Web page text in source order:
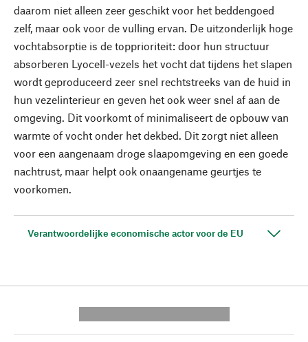
daarom niet alleen zeer geschikt voor het beddengoed
zelf, maar ook voor de vulling ervan. De uitzonderlijk hoge
vochtabsorptie is de topprioriteit: door hun structuur
absorberen Lyocell-vezels het vocht dat tijdens het slapen
wordt geproduceerd zeer snel rechtstreeks van de huid in
hun vezelinterieur en geven het ook weer snel af aan de
omgeving. Dit voorkomt of minimaliseert de opbouw van
warmte of vocht onder het dekbed. Dit zorgt niet alleen
voor een aangenaam droge slaapomgeving en een goede
nachtrust, maar helpt ook onaangename geurtjes te
voorkomen.
Verantwoordelijke economische actor voor de EU